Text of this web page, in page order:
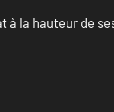
à la hauteur de